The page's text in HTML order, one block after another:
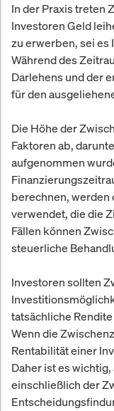
In der Praxis treten
Investoren Geld
zu erwerben, sei
Während des
Darlehens und der
für den
Die Höhe der
Faktoren ab,
aufgenommen
berechnen,
verwendet, die die
Fällen können
steuerliche
Investoren sollten
tatsächliche
Wenn die
Rentabilität einer
Daher ist es
einschließlich der